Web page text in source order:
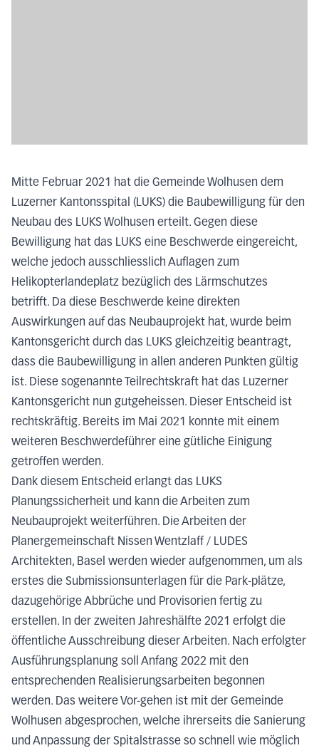
Mitte Februar 2021 hat die Gemeinde Wolhusen dem
Luzerner Kantonsspital (LUKS) die Baubewilligung für den
Neubau des LUKS Wolhusen erteilt. Gegen diese
Bewilligung hat das LUKS eine Beschwerde eingereicht,
welche jedoch ausschliesslich Auflagen zum
Helikopterlandeplatz bezüglich des Lärmschutzes
betrifft. Da diese Beschwerde keine direkten
Auswirkungen auf das Neubauprojekt hat, wurde beim
Kantonsgericht durch das LUKS gleichzeitig beantragt,
dass die Baubewilligung in allen anderen Punkten gültig
ist. Diese sogenannte Teilrechtskraft hat das Luzerner
Kantonsgericht nun gutgeheissen. Dieser Entscheid ist
rechtskräftig. Bereits im Mai 2021 konnte mit einem
weiteren Beschwerdeführer eine gütliche Einigung
getroffen werden.
Dank diesem Entscheid erlangt das LUKS
Planungssicherheit und kann die Arbeiten zum
Neubauprojekt weiterführen. Die Arbeiten der
Planergemeinschaft Nissen Wentzlaff / LUDES
Architekten, Basel werden wieder aufgenommen, um als
erstes die Submissionsunterlagen für die Park-plätze,
dazugehörige Abbrüche und Provisorien fertig zu
erstellen. In der zweiten Jahreshälfte 2021 erfolgt die
öffentliche Ausschreibung dieser Arbeiten. Nach erfolgter
Ausführungsplanung soll Anfang 2022 mit den
entsprechenden Realisierungsarbeiten begonnen
werden. Das weitere Vor-gehen ist mit der Gemeinde
Wolhusen abgesprochen, welche ihrerseits die Sanierung
und Anpassung der Spitalstrasse so schnell wie möglich